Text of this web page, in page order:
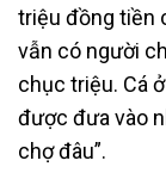
triệu đồng tiền
vẫn có người
chục triệu. Cá
được đưa vào
chợ đâu”.